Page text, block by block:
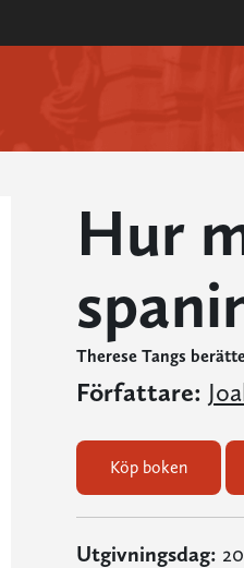
Hur
Therese Tangs
Författare:
Köp boken
Utgivningsdag: